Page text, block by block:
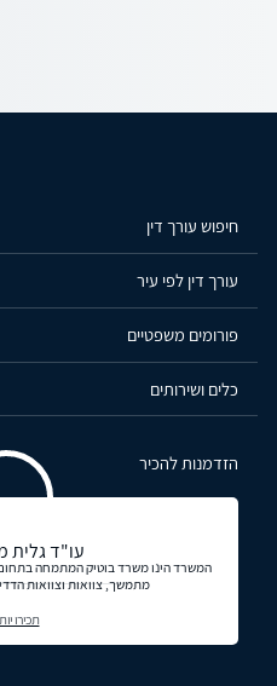
חיפוש עורך דין
עורך דין לפי עיר
פורומים משפטיים
כלים ושירותים
הזדמנות להכיר
עו"ד גלית
המשרד הינו משרד בוטיק המתמחה בתחום
מתמשך, צוואות וצוואות
תכירו